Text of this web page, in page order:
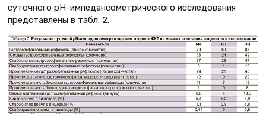
суточного рН-импедансометрического исследования
представлены в табл. 2.